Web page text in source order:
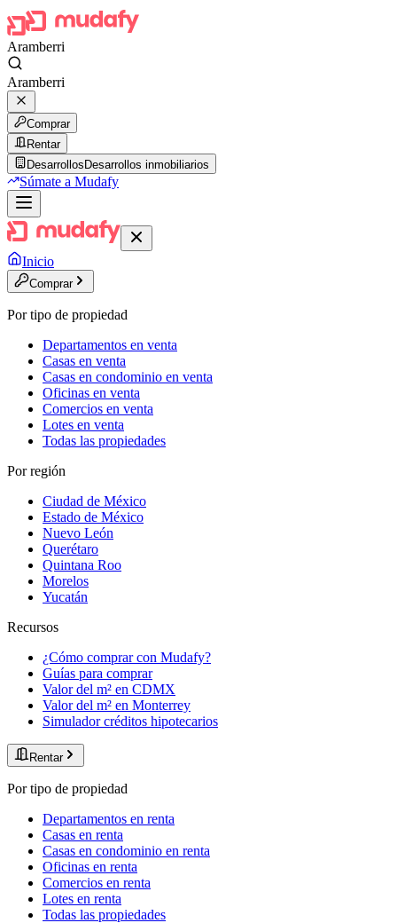
Aramberri
Aramberri
Comprar
Rentar
Desarrollos Desarrollos inmobiliarios
Súmate a Mudafy
Inicio
Comprar
Por tipo de propiedad
Departamentos en venta
Casas en venta
Casas en condominio en venta
Oficinas en venta
Comercios en venta
Lotes en venta
Todas las propiedades
Por región
Ciudad de México
Estado de México
Nuevo León
Querétaro
Quintana Roo
Morelos
Yucatán
Recursos
¿Cómo comprar con Mudafy?
Guías para comprar
Valor del m² en CDMX
Valor del m² en Monterrey
Simulador créditos hipotecarios
Rentar
Por tipo de propiedad
Departamentos en renta
Casas en renta
Casas en condominio en renta
Oficinas en renta
Comercios en renta
Lotes en renta
Todas las propiedades